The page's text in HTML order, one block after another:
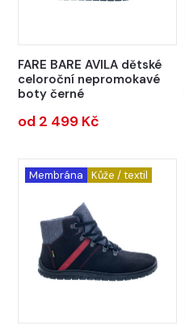
FARE BARE AVILA dětské
celoroční nepromokavé
boty černé
od 2 499 Kč
Membrána Kůže / textil